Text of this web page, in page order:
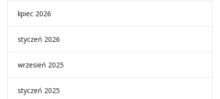
lipiec 2026
styczeń 2026
wrzesień 2025
styczeń 2025